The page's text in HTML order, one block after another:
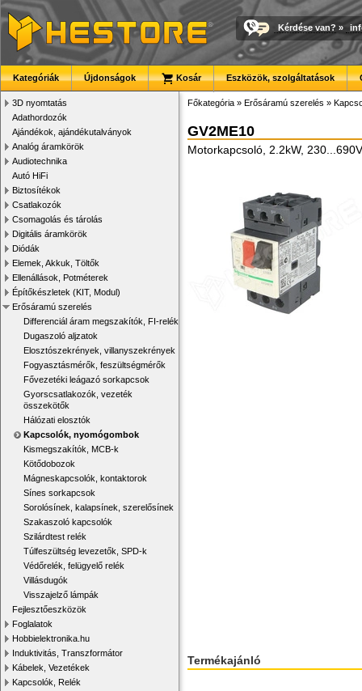
Kérdése van? »
Kategóriák Újdonságok Kosár Eszközök, szolgáltatások
3D nyomtatás
Adathordozók
Ajándékok, ajándékutalványok
Analóg áramkörök
Audiotechnika
Autó HiFi
Biztosítékok
Csatlakozók
Csomagolás és tárolás
Digitális áramkörök
Diódák
Elemek, Akkuk, Töltők
Ellenállások, Potméterek
Építőkészletek (KIT, Modul)
Erősáramú szerelés
Differenciál áram megszakítók, FI-relék
Dugaszoló aljzatok
Elosztószekrények, villanyszekrények
Fogyasztásmérők, feszültségmérők
Fővezetéki leágazó sorkapcsok
Gyorscsatlakozók, vezeték
összekötők
Hálózati elosztók
Kapcsolók, nyomógombok
Kismegszakítók, MCB-k
Kötődobozok
Mágneskapcsolók, kontaktorok
Sínes sorkapcsok
Sorolósínek, kalapsínek, szerelősínek
Szakaszoló kapcsolók
Szilárdtest relék
Túlfeszültség levezetők, SPD-k
Védőrelék, felügyelő relék
Villásdugók
Visszajelző lámpák
Fejlesztőeszközök
Foglalatok
Hobbielektronika.hu
Induktivitás, Transzformátor
Kábelek, Vezetékek
Kapcsolók, Relék
Főkategória » Erősáramú szerelés »
GV2ME10
Motorkapcsoló, 2.2kW,
Termékajánló